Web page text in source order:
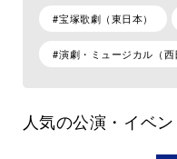
#宝塚歌劇（東日本）
#演劇・ミュージカル（西
人気の公演・イベン